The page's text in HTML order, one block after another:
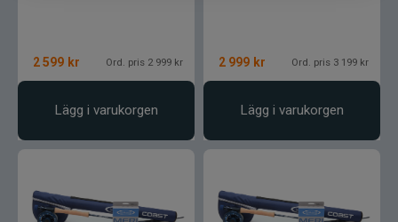
2 599 kr Ord. pris 2 999 kr
Lägg i varukorgen
2 999 kr Ord. pris 3 199 kr
Lägg i varukorgen